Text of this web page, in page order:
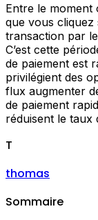
Entre le moment
que vous
transaction par
C’est cette
de paiement est
privilégient des
flux augmenter
de paiement
réduisent le taux
T
thomas
Sommaire